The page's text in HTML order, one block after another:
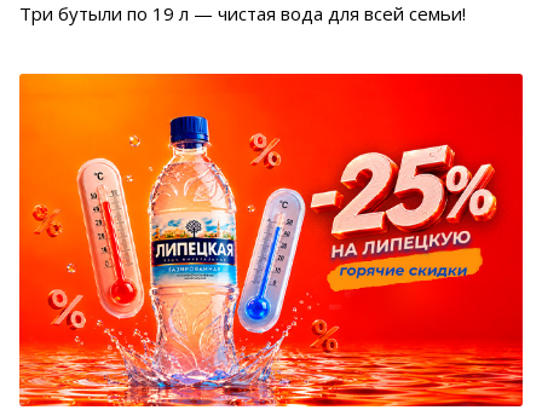
Три бутыли по 19 л — чистая вода для всей семьи!